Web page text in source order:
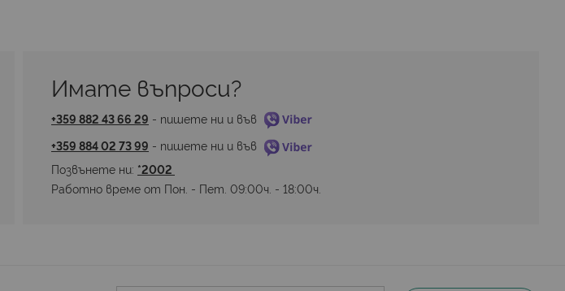
Имате въпроси?
+359 882 43 66 29 - пишете ни и във
+359 884 02 73 99 - пишете ни и във
Позвънете ни: *2002
Работно време от Пон. - Пет. 09:00ч. - 18:00ч.